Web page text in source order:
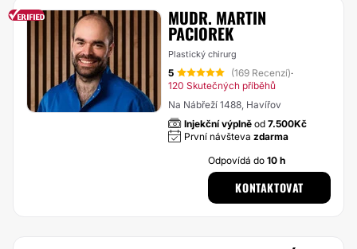
MUDR. MARTIN
PACIOREK
Plastický chirurg
5 (169 Recenzí)·
120 Skutečných příběhů
Na Nábřeží 1488, Havířov
Injekční výplně od 7.500Kč
První návšteva zdarma
Odpovídá do10 h
KONTAKTOVAT